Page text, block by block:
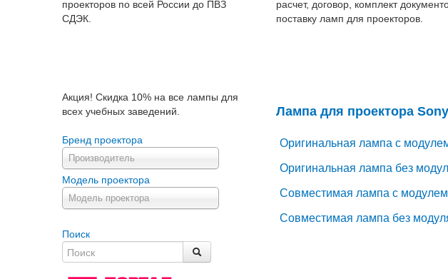
проекторов по всей России до ПВЗ
СДЭК.
расчет, договор, комплект
поставку ламп для проекторов.
Акция! Скидка 10% на все лампы для
всех учебных заведений.
Бренд проектора
Производитель
Модель проектора
Модель проектора
Поиск
Лампа для проектора
Оригинальная лампа с
Оригинальная лампа без
Совместимая лампа с
Совместимая лампа без